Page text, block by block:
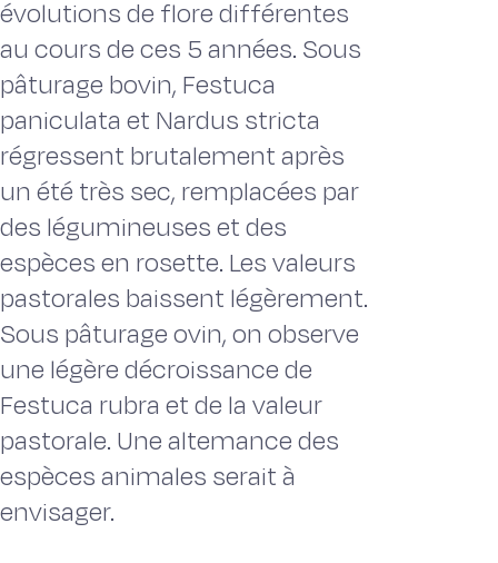
évolutions de flore différentes
au cours de ces 5 années. Sous
pâturage bovin, Festuca
paniculata et Nardus stricta
régressent brutalement après
un été très sec, remplacées par
des légumineuses et des
espèces en rosette. Les valeurs
pastorales baissent légèrement.
Sous pâturage ovin, on observe
une légère décroissance de
Festuca rubra et de la valeur
pastorale. Une altemance des
espèces animales serait à
envisager.